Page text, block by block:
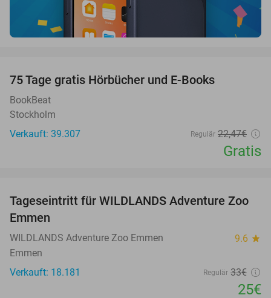
75 Tage gratis Hörbücher und E-Books
BookBeat
Stockholm
Verkauft: 39.307
Regulär 22,47€
Gratis
24%
Tageseintritt für WILDLANDS Adventure Zoo
Emmen
WILDLANDS Adventure Zoo Emmen 9.6 star
Emmen
Verkauft: 18.181
Regulär 33€
25€